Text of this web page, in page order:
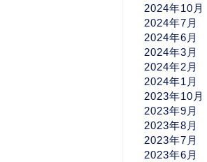
2024年10月
2024年7月
2024年6月
2024年3月
2024年2月
2024年1月
2023年10月
2023年9月
2023年8月
2023年7月
2023年6月